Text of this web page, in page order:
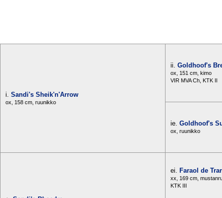
i. Sandi's Sheik'n'Arrow
ox, 158 cm, ruunikko
ii. Goldhoof's
ox, 151 cm, kimo
VIR MVA Ch, KTK II
ie. Goldhoof's
ox, ruunikko
ei. Faraol de
xx, 169 cm,
KTK III